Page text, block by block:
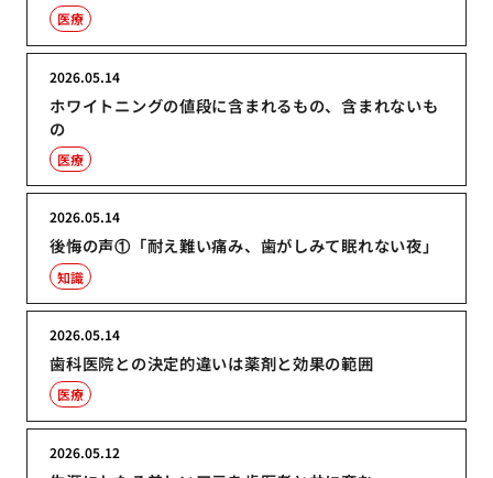
医療
ホワイトニングの値段に含まれるもの、含まれないも
の
2026.05.14
医療
後悔の声①「耐え難い痛み、歯がしみて眠れない夜」
2026.05.14
知識
歯科医院との決定的違いは薬剤と効果の範囲
2026.05.14
医療
2026.05.12